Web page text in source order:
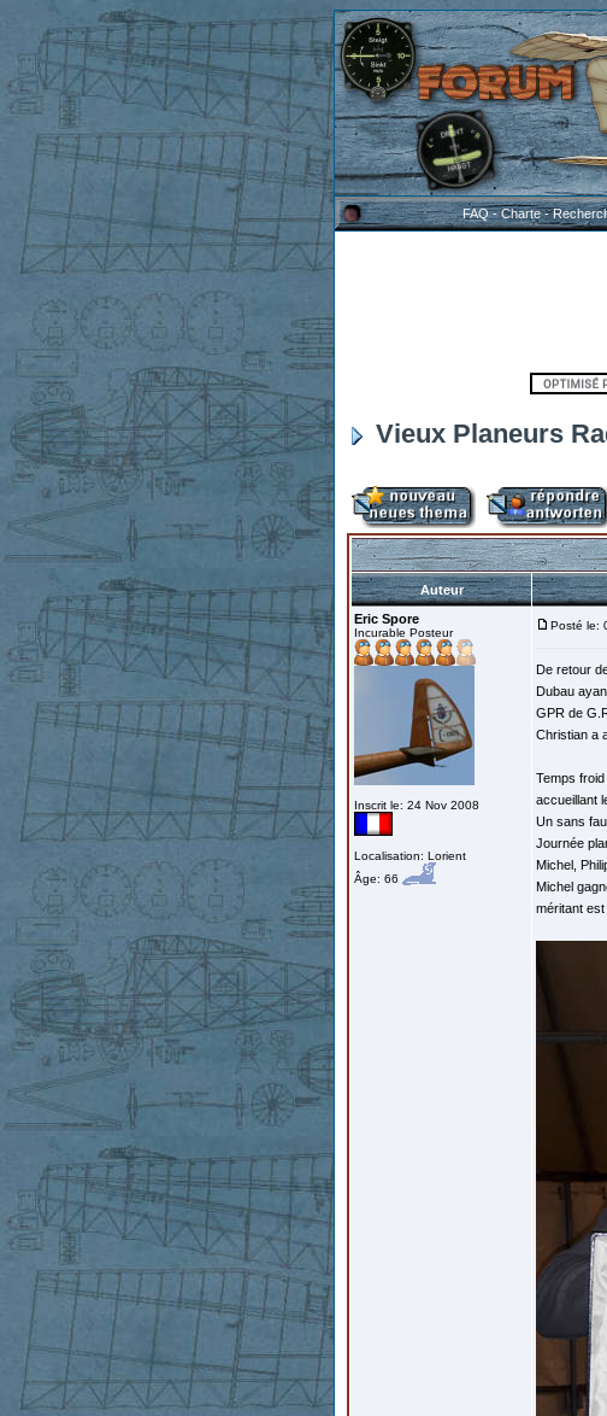
FAQ-Charte-
Vieux Planeurs
Auteur
Eric Spore
Incurable Posteur
Inscrit le: 24 Nov 2008
Localisation: Lorient
Âge: 66
Posté le:
De retour
Dubau
GPR de
Christian a
Temps
accueillant
Un sans
Journée
Michel,
Michel
méritant